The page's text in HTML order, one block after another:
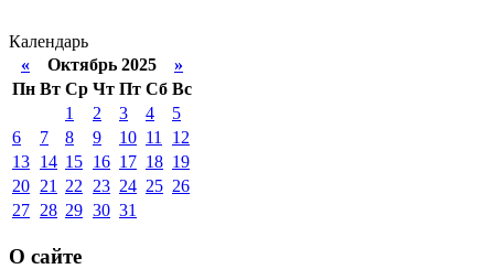
Календарь
« Октябрь 2025 »
Пн Вт Ср Чт Пт Сб Вс
1
2 3 4
5
6
7 8 9 10 11
12
13 14 15 16 17 18 19
20 21 22 23 24 25 26
27 28 29 30 31
О сайте